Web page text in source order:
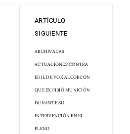
ARTÍCULO
SIGUIENTE
ARCHIVADAS
ACTUACIONES CONTRA
EDIL DE VOX ALCORCÓN
QUE EXHIBIÓ MUNICIÓN
DURANTE SU
INTERVENCIÓN EN EL
PLENO